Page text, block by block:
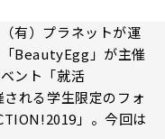
有）プラネットが運
BeautyEgg」が主催
ント「就活
れる学生限定のフォ
」。今回は